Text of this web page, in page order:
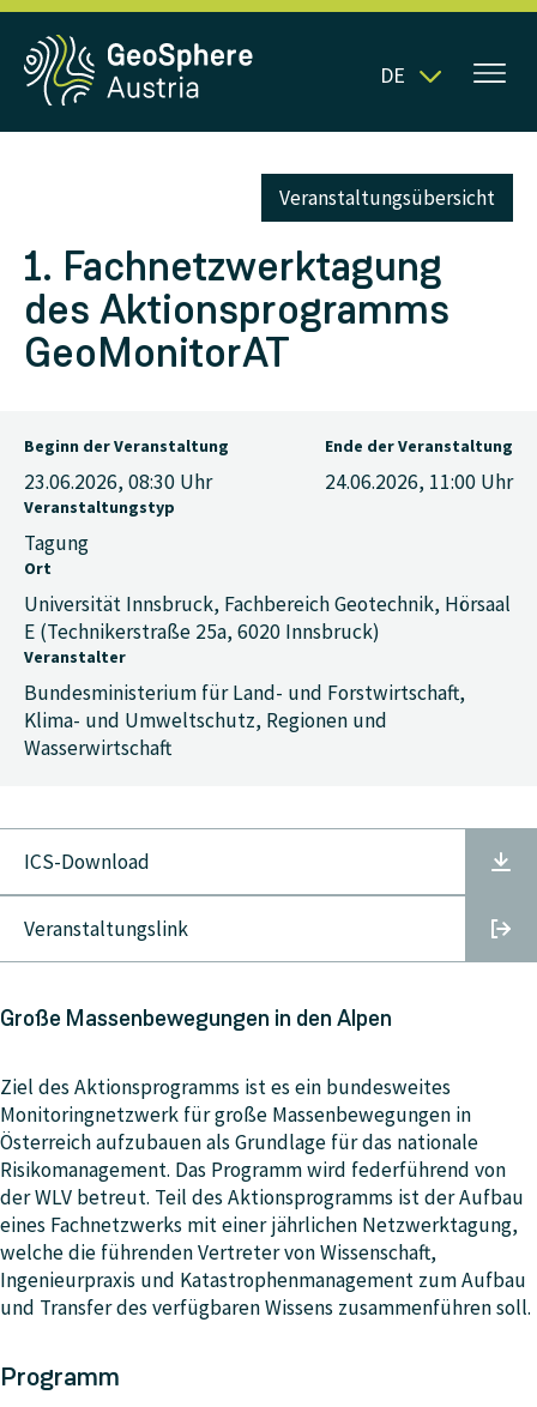
DE
Veranstaltungsübersicht
1. Fachnetzwerktagung
des Aktionsprogramms
GeoMonitorAT
Beginn der Veranstaltung
23.06.2026, 08:30 Uhr
Ende der Veranstaltung
24.06.2026, 11:00 Uhr
Veranstaltungstyp
Tagung
Ort
Universität Innsbruck, Fachbereich Geotechnik, Hörsaal
E (Technikerstraße 25a, 6020 Innsbruck)
Veranstalter
Bundesministerium für Land- und Forstwirtschaft,
Klima- und Umweltschutz, Regionen und
Wasserwirtschaft
ICS-Download
Veranstaltungslink
Große Massenbewegungen in den Alpen
Ziel des Aktionsprogramms ist es ein bundesweites
Monitoringnetzwerk für große Massenbewegungen in
Österreich aufzubauen als Grundlage für das nationale
Risikomanagement. Das Programm wird federführend von
der WLV betreut. Teil des Aktionsprogramms ist der Aufbau
eines Fachnetzwerks mit einer jährlichen Netzwerktagung,
welche die führenden Vertreter von Wissenschaft,
Ingenieurpraxis und Katastrophenmanagement zum Aufbau
und Transfer des verfügbaren Wissens zusammenführen soll.
Programm